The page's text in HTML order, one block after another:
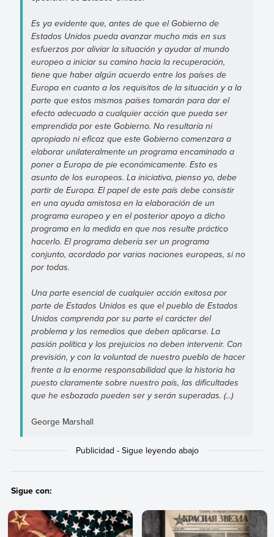
Es ya evidente que, antes de que el Gobierno de
Estados Unidos pueda avanzar mucho más en sus
esfuerzos por aliviar la situación y ayudar al mundo
europeo a iniciar su camino hacia la recuperación,
tiene que haber algún acuerdo entre los países de
Europa en cuanto a los requisitos de la situación y a la
parte que estos mismos países tomarán para dar el
efecto adecuado a cualquier acción que pueda ser
emprendida por este Gobierno. No resultaría ni
apropiado ni eficaz que este Gobierno comenzara a
elaborar unilateralmente un programa encaminado a
poner a Europa de pie económicamente. Esto es
asunto de los europeos. La iniciativa, pienso yo, debe
partir de Europa. El papel de este país debe consistir
en una ayuda amistosa en la elaboración de un
programa europeo y en el posterior apoyo a dicho
programa en la medida en que nos resulte práctico
hacerlo. El programa debería ser un programa
conjunto, acordado por varias naciones europeas, si no
por todas.
Una parte esencial de cualquier acción exitosa por
parte de Estados Unidos es que el pueblo de Estados
Unidos comprenda por su parte el carácter del
problema y los remedios que deben aplicarse. La
pasión política y los prejuicios no deben intervenir. Con
previsión, y con la voluntad de nuestro pueblo de hacer
frente a la enorme responsabilidad que la historia ha
puesto claramente sobre nuestro país, las dificultades
que he esbozado pueden ser y serán superadas. (...)
George Marshall
Sigue con: